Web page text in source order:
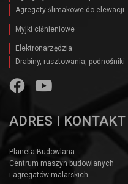
Agregaty ślimakowe do elewacji
Myjki ciśnieniowe
Elektronarzędzia
Drabiny, rusztowania, podnośniki
ADRES I KONTAKT
Planeta Budowlana
Centrum maszyn budowlanych
i agregatów malarskich.